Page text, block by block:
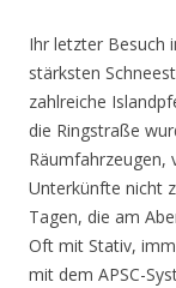
Ihr letzter Besuch
stärksten
zahlreiche
die Ringstraße
Räumfahrzeugen,
Unterkünfte nicht
Tagen, die am
Oft mit Stativ,
mit dem APSC-